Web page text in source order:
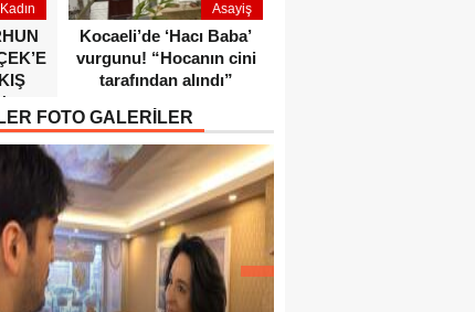
Kadın Asayiş
Kocaeli’de ‘Hacı Baba’
vurgunu! “Hocanın cini
tarafından alındı”
FOTO GALERİLER